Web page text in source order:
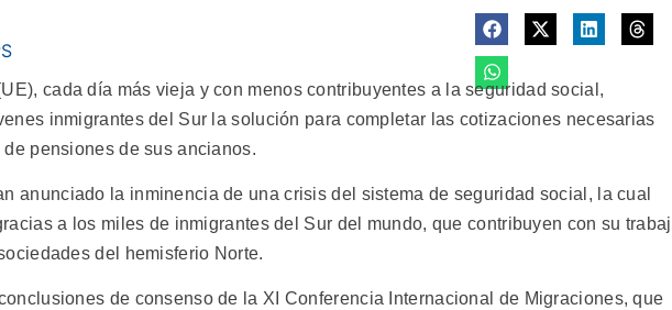
cada día más vieja y con menos contribuyentes a la seguridad social,
inmigrantes del Sur la solución para completar las cotizaciones necesarias
pensiones de sus ancianos.
anunciado la inminencia de una crisis del sistema de seguridad social, la cual
a los miles de inmigrantes del Sur del mundo, que contribuyen con su
del hemisferio Norte.
de consenso de la XI Conferencia Internacional de Migraciones, que